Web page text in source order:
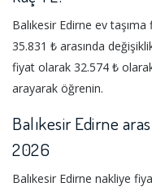
Balıkesir Edirne ev
35.831 ₺ arasında
fiyat olarak 32.574 ₺
arayarak öğrenin.
Balıkesir Edirne
2026
Balıkesir Edirne nakliye